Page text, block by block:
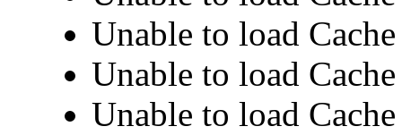
Unable to load
Unable to load
Unable to load